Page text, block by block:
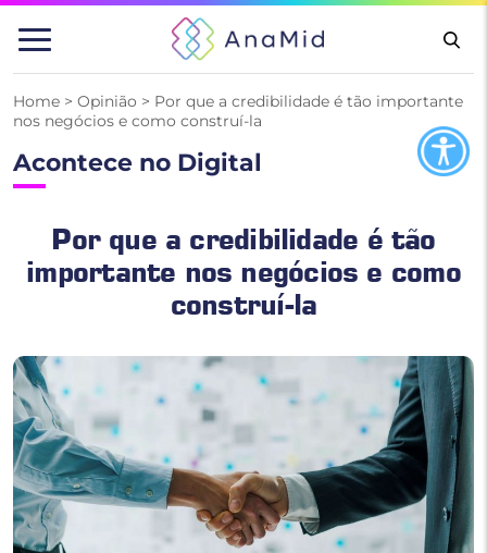
Pular
para
Home > Opinião > Por que a credibilidade é tão importante
nos negócios e como construí-la
Acontece no Digital
Por que a credibilidade é tão
importante nos negócios e como
construí-la